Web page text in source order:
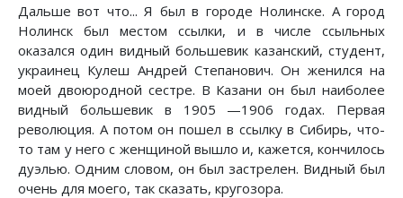
Дальше вот что... Я был в городе Нолинске. А город
Нолинск был местом ссылки, и в числе ссыльных
оказался один видный большевик казанский, студент,
украинец Кулеш Андрей Степанович. Он женился на
моей двоюродной сестре. В Казани он был наиболее
видный большевик в 1905 —1906 годах. Первая
революция. А потом он пошел в ссылку в Сибирь, что-
то там у него с женщиной вышло и, кажется, кончилось
дуэлью. Одним словом, он был застрелен. Видный был
очень для моего, так сказать, кругозора.